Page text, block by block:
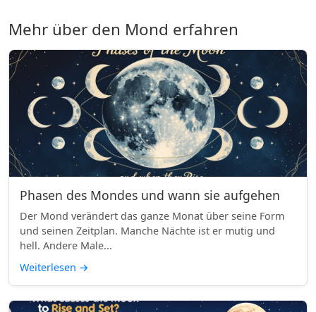
Mehr über den Mond erfahren
Phasen des Mondes und wann sie aufgehen
Der Mond verändert das ganze Monat über seine Form
und seinen Zeitplan. Manche Nächte ist er mutig und
hell. Andere Male...
Weiterlesen →